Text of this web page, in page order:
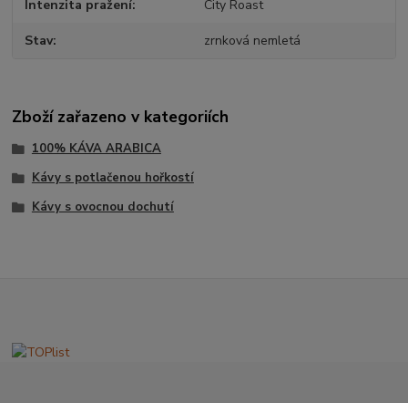
Intenzita pražení City Roast
Stav zrnková nemletá
Zboží zařazeno v kategoriích
100% KÁVA ARABICA
Kávy s potlačenou hořkostí
Kávy s ovocnou dochutí